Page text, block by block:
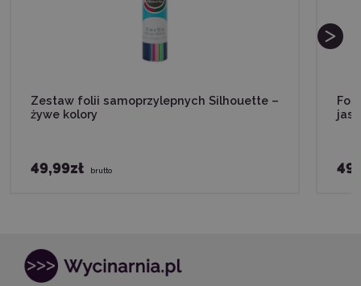
Zestaw folii samoprzylepnych Silhouette –
żywe kolory
49,99zł brutto